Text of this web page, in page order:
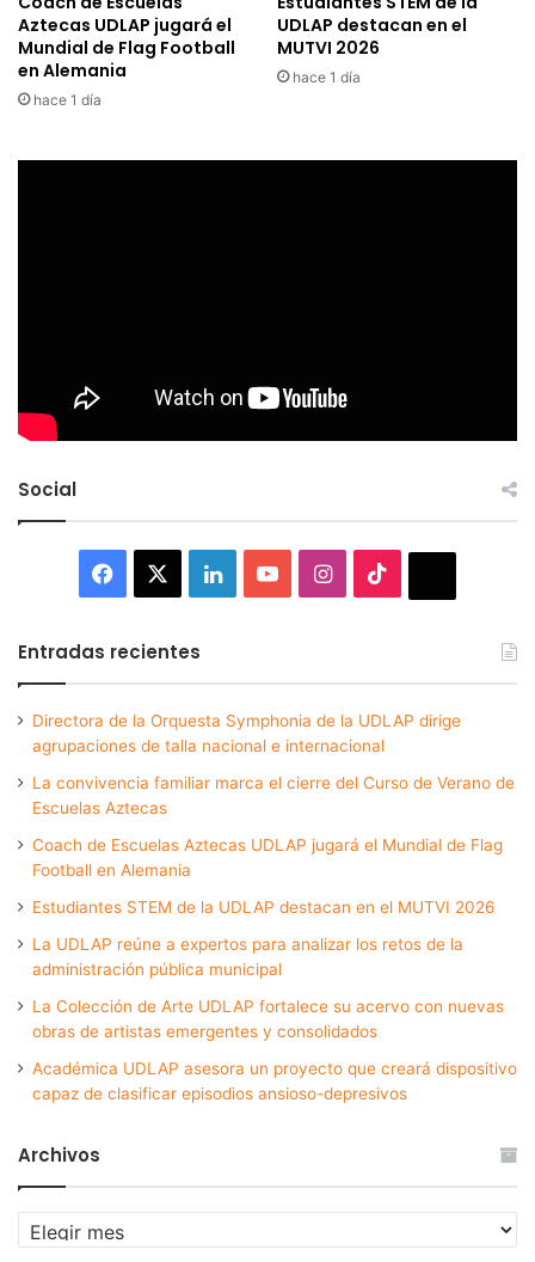
Aztecas UDLAP jugará el
Mundial de Flag Football
en Alemania
hace 1 día
UDLAP destacan en el
MUTVI 2026
hace 1 día
Social
Facebook LinkedInYouTubeInstagram
Entradas recientes
Directora de la Orquesta Symphonia de la UDLAP dirige
agrupaciones de talla nacional e internacional
La convivencia familiar marca el cierre del Curso de Verano de
Escuelas Aztecas
Coach de Escuelas Aztecas UDLAP jugará el Mundial de Flag
Football en Alemania
Estudiantes STEM de la UDLAP destacan en el MUTVI 2026
La UDLAP reúne a expertos para analizar los retos de la
administración pública municipal
La Colección de Arte UDLAP fortalece su acervo con nuevas
obras de artistas emergentes y consolidados
Académica UDLAP asesora un proyecto que creará dispositivo
capaz de clasificar episodios ansioso-depresivos
Archivos
Archivos